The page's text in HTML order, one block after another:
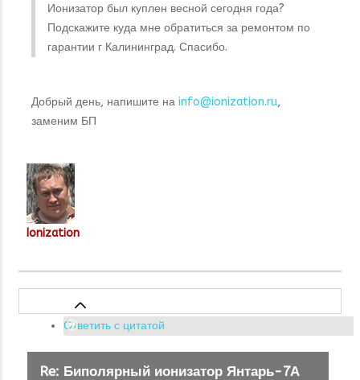
Ионизатор был куплен весной сегодня года?
Подскажите куда мне обратиться за ремонтом по
гарантии г Калининград. Спасибо.
Добрый день, напишите на info@ionization.ru,
заменим БП
Ionization
Ответить с цитатой
Re: Биполярный ионизатор Янтарь-7А